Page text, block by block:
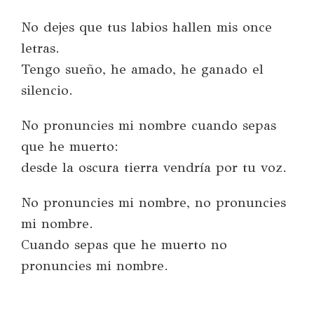
No dejes que tus labios hallen mis once
letras.
Tengo sueño, he amado, he ganado el
silencio.
No pronuncies mi nombre cuando sepas
que he muerto:
desde la oscura tierra vendría por tu voz.
No pronuncies mi nombre, no pronuncies
mi nombre.
Cuando sepas que he muerto no
pronuncies mi nombre.